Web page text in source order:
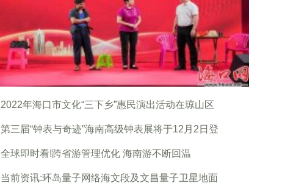
2022年海口市文化“三下乡”惠民演出活动在琼山区
第三届“钟表与奇迹”海南高级钟表展将于12月2日登
全球即时看!跨省游管理优化 海南游不断回温
当前资讯:环岛量子网络海文段及文昌量子卫星地面